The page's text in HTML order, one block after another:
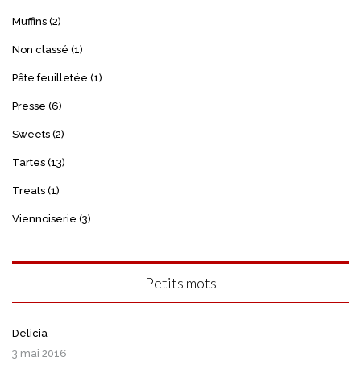
Muffins (2)
Non classé (1)
Pâte feuilletée (1)
Presse (6)
Sweets (2)
Tartes (13)
Treats (1)
Viennoiserie (3)
Petits mots
Delicia
3 mai 2016